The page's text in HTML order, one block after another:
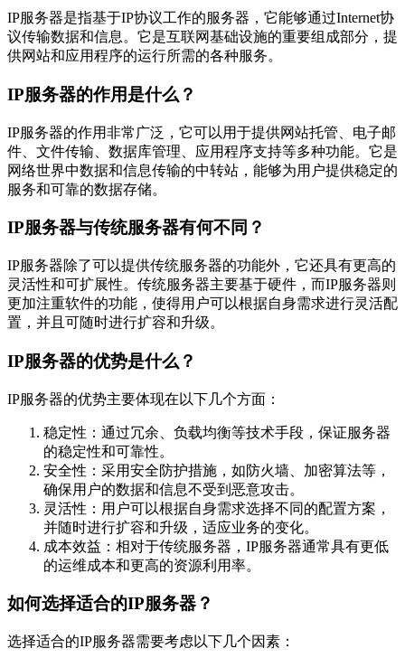
IP服务器是指基于IP协议工作的服务器，它能够通过Internet协
议传输数据和信息。它是互联网基础设施的重要组成部分，提
供网站和应用程序的运行所需的各种服务。
IP服务器的作用是什么？
IP服务器的作用非常广泛，它可以用于提供网站托管、电子邮
件、文件传输、数据库管理、应用程序支持等多种功能。它是
网络世界中数据和信息传输的中转站，能够为用户提供稳定的
服务和可靠的数据存储。
IP服务器与传统服务器有何不同？
IP服务器除了可以提供传统服务器的功能外，它还具有更高的
灵活性和可扩展性。传统服务器主要基于硬件，而IP服务器则
更加注重软件的功能，使得用户可以根据自身需求进行灵活配
置，并且可随时进行扩容和升级。
IP服务器的优势是什么？
IP服务器的优势主要体现在以下几个方面：
稳定性：通过冗余、负载均衡等技术手段，保证服务器
的稳定性和可靠性。
安全性：采用安全防护措施，如防火墙、加密算法等，
确保用户的数据和信息不受到恶意攻击。
灵活性：用户可以根据自身需求选择不同的配置方案，
并随时进行扩容和升级，适应业务的变化。
成本效益：相对于传统服务器，IP服务器通常具有更低
的运维成本和更高的资源利用率。
如何选择适合的IP服务器？
选择适合的IP服务器需要考虑以下几个因素：